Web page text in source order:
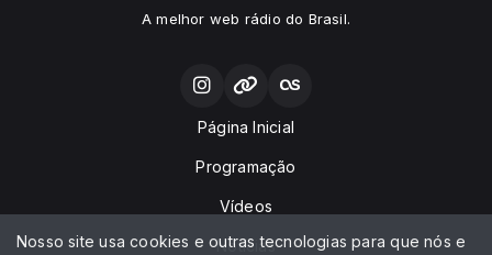
A melhor web rádio do Brasil.
Página Inicial
Programação
Vídeos
Notícias
Nosso site usa cookies e outras tecnologias para que nós e